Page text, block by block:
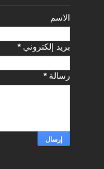
الاسم
بريد إلكتروني*
رسالة*